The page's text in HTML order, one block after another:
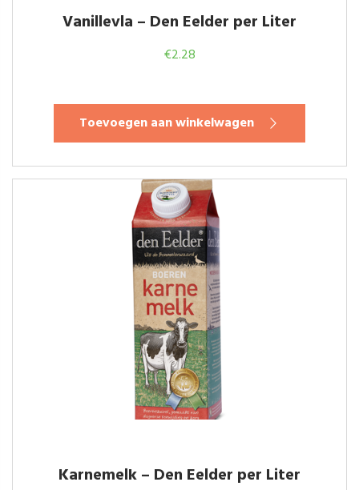
Vanillevla – Den Eelder per Liter
€2.28
Toevoegen aan winkelwagen
Karnemelk – Den Eelder per Liter